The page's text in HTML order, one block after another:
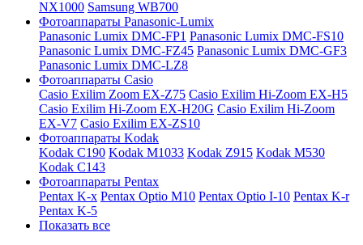
NX1000 Samsung WB700
Фотоаппараты Panasonic-Lumix
Panasonic Lumix DMC-FP1 Panasonic Lumix DMC-FS10
Panasonic Lumix DMC-FZ45 Panasonic Lumix DMC-GF3
Panasonic Lumix DMC-LZ8
Фотоаппараты Casio
Casio Exilim Zoom EX-Z75 Casio Exilim Hi-Zoom EX-H5
Casio Exilim Hi-Zoom EX-H20G Casio Exilim Hi-Zoom
EX-V7 Casio Exilim EX-ZS10
Фотоаппараты Kodak
Kodak C190 Kodak M1033 Kodak Z915 Kodak M530
Kodak C143
Фотоаппараты Pentax
Pentax K-x Pentax Optio M10 Pentax Optio I-10 Pentax K-r
Pentax K-5
Показать все